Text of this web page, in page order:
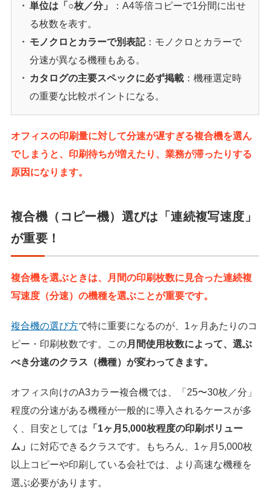
単位は「○枚／分」
：A4等倍コピーで1分間に出せ
る枚数を表す。
モノクロとカラーで別表記：モノクロとカラーで
分速が異なる機種もある。
カタログの主要スペックに必ず掲載：機種選定時
の重要な比較ポイントになる。
オフィスの印刷量に対して分速が遅すぎる複合機を選ん
でしまうと、印刷待ちが増えたり、業務が滞ったりする
原因になります。
複合機（コピー機）選びは「連続複写速度」
が重要！
複合機を選ぶときは、月間の印刷枚数に見合った連続複
写速度（分速）の機種を選ぶことが重要です。
複合機の選び方で特に重要になるのが、1ヶ月あたりのコ
ピー・印刷枚数です。この月間使用枚数によって、選ぶ
べき分速のクラス（機種）が変わってきます。
オフィス向けのA3カラー複合機では、「25〜30枚／分」
程度の分速がある機種が一般的に導入されるケースが多
く、目安としては 「1ヶ月5,000枚程度の印刷ボリュー
ム」 に対応できるクラスです。もちろん、1ヶ月5,000枚
以上コピーや印刷している会社では、より高速な機種を
選ぶ必要があります。